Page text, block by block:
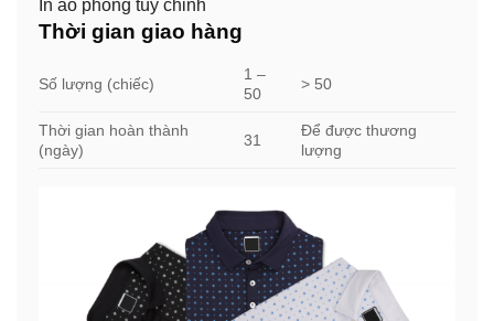
In áo phông tùy chỉnh
Thời gian giao hàng
Số lượng (chiếc)
1 –
50
> 50
Thời gian hoàn thành
(ngày)
31
Để được thương
lượng